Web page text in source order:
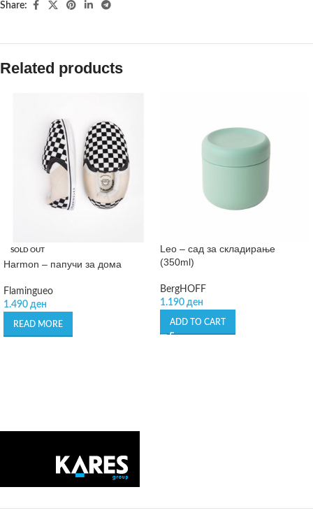
Share:
Related products
SOLD OUT
Harmon – папучи за дома
Flamingueo
1.490 ден
READ MORE
Leo – сад за складирање
(350ml)
BergHOFF
1.190 ден
ADD TO CART